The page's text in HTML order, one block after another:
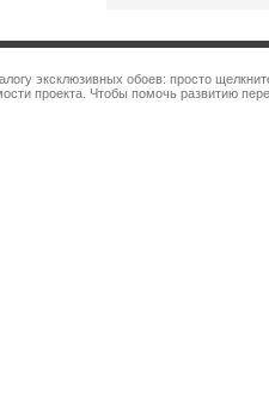
эксклюзивных обоев: просто
проекта. Чтобы помочь развитию